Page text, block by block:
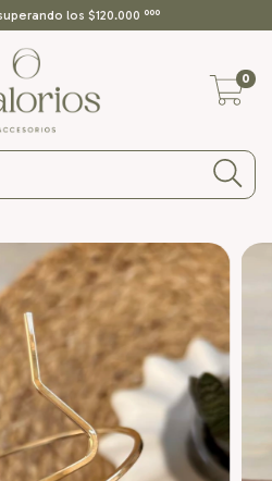
los $120.000 ººº
0